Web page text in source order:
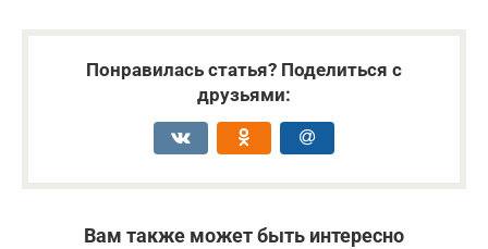
Понравилась статья? Поделиться с
друзьями:
Вам также может быть интересно